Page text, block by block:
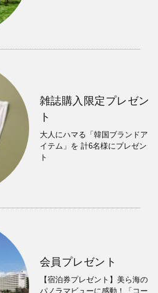
雑誌購入限定プレゼン
ト
大人にハマる「韓国ブランドア
イテム」を 計6名様にプレゼン
ト
会員プレゼント
【宿泊券プレゼント】美ら海の
パノラマビューに感動！「コー